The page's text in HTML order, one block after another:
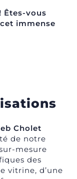
Êtes-vous
immense
Cholet
de notre
mesure
des
vitrine, d’une